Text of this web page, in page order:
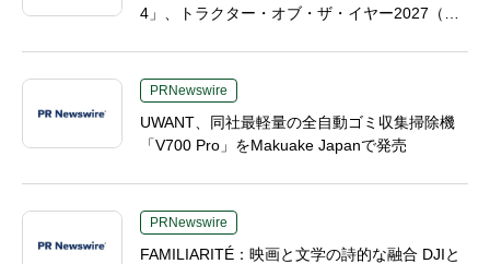
4」、トラクター・オブ・ザ・イヤー2027（TO
力農業機械分野で画期的成果
PRNewswire
UWANT、同社最軽量の全自動ゴミ収集掃除機
「V700 Pro」をMakuake Japanで発売
PRNewswire
FAMILIARITÉ：映画と文学の詩的な融合 DJIと